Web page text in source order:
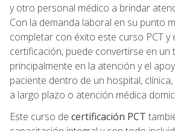
y otro personal médico a brindar
Con la demanda laboral en su punto
completar con éxito este curso PCT y
certificación, puede convertirse en
principalmente en la atención y el
paciente dentro de un hospital,
a largo plazo o atención médica
Este curso de certificación PCT